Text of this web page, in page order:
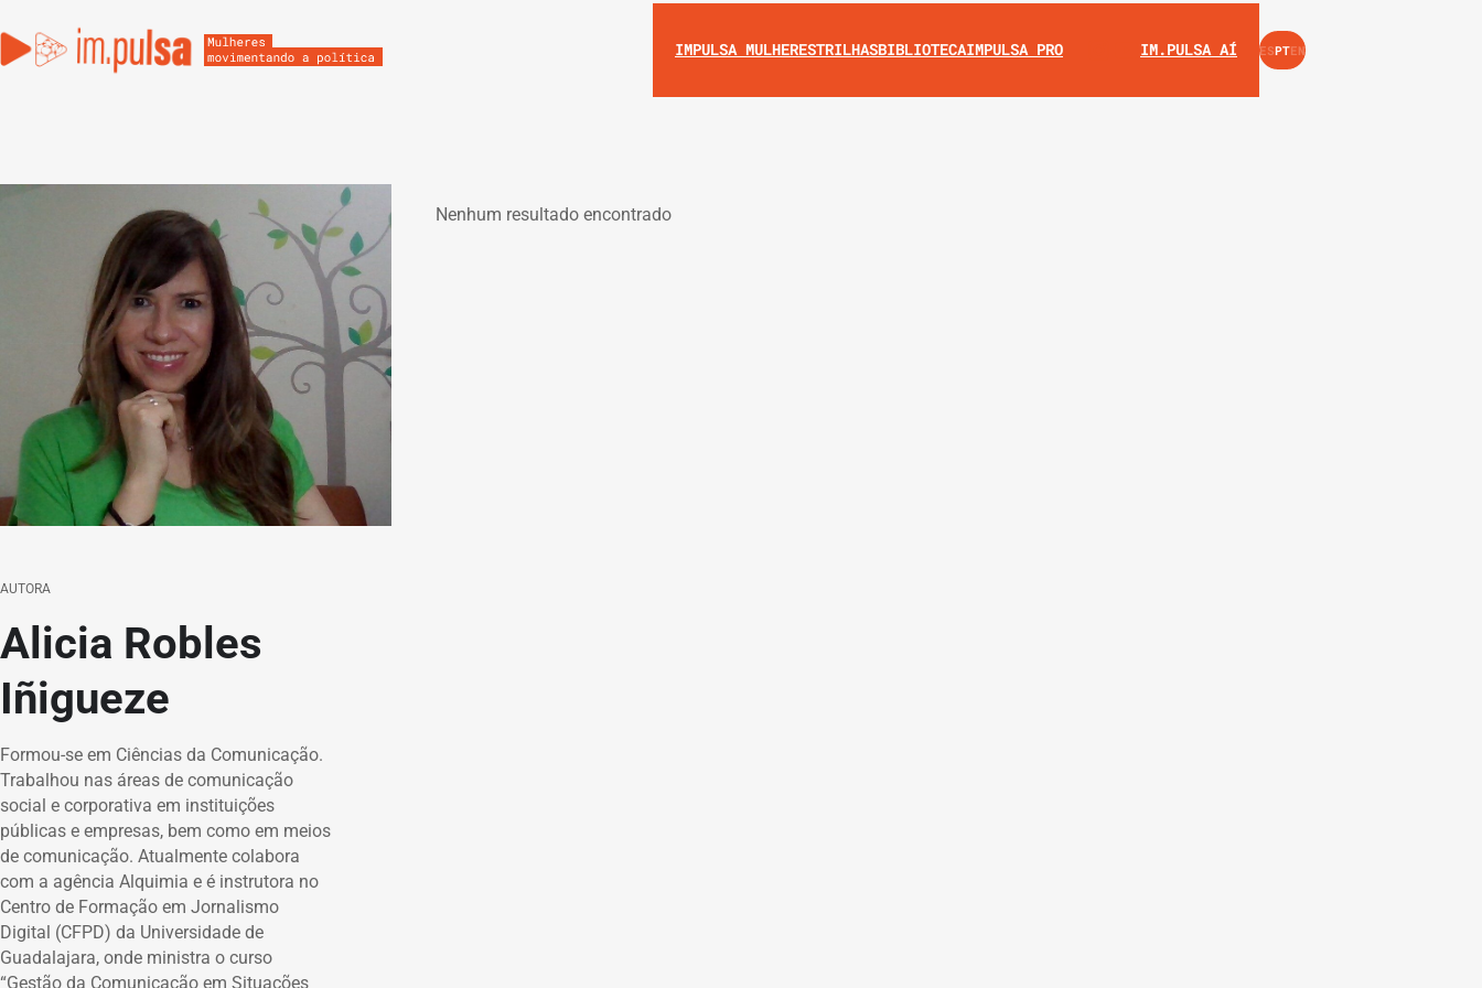
IMPULSA MULHERESTRILHASBIBLIOTECAIMPULSA PRO INSTAGRAM
YOUTUBE
IM.PULSA AÍ ESPTEN
AUTORA
Alicia Robles
Iñigueze
Formou-se em Ciências da Comunicação.
Trabalhou nas áreas de comunicação
social e corporativa em instituições
públicas e empresas, bem como em meios
de comunicação. Atualmente colabora
com a agência Alquimia e é instrutora no
Centro de Formação em Jornalismo
Digital (CFPD) da Universidade de
Guadalajara, onde ministra o curso
“Gestão da Comunicação em Situações
Nenhum resultado encontrado